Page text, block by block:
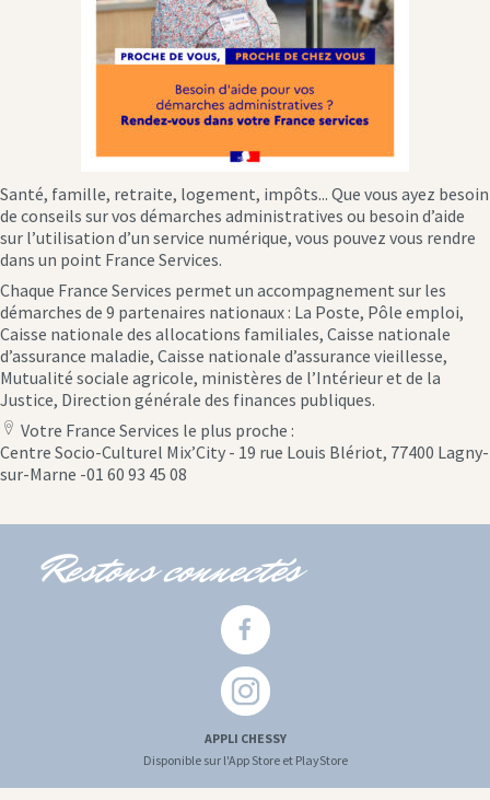
Santé, famille, retraite, logement, impôts... Que vous ayez besoin
de conseils sur vos démarches administratives ou besoin d’aide
sur l’utilisation d’un service numérique, vous pouvez vous rendre
dans un point France Services.
Chaque France Services permet un accompagnement sur les
démarches de 9 partenaires nationaux : La Poste, Pôle emploi,
Caisse nationale des allocations familiales, Caisse nationale
d’assurance maladie, Caisse nationale d’assurance vieillesse,
Mutualité sociale agricole, ministères de l’Intérieur et de la
Justice, Direction générale des finances publiques.
location
icon
Votre France Services le plus proche :
Centre Socio-Culturel Mix’City - 19 rue Louis Blériot, 77400 Lagny-
sur-Marne -01 60 93 45 08
Restons connectés
APPLI CHESSY
Disponible sur l'App Store et PlayStore